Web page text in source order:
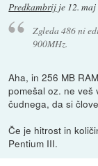
Predkambrij je 12.
Zgleda 486 ni
900MHz.
Aha, in 256 MB
pomešal oz. ne veš
čudnega, da si
Če je hitrost in
Pentium III.